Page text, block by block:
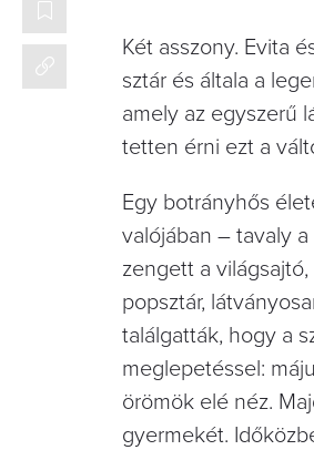
Két asszony. Evita
sztár és általa a
amely az egyszerű
tetten érni ezt a
Egy botrányhős
valójában – tavaly
zengett a
popsztár,
találgatták, hogy a
meglepetéssel:
örömök elé néz.
gyermekét.